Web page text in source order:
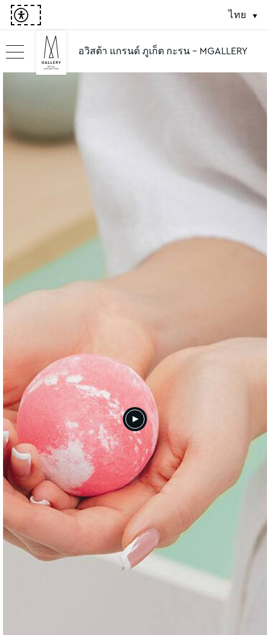
ไทย
อวิสต้า แกรนด์ ภูเก็ต กะรน - MGALLERY